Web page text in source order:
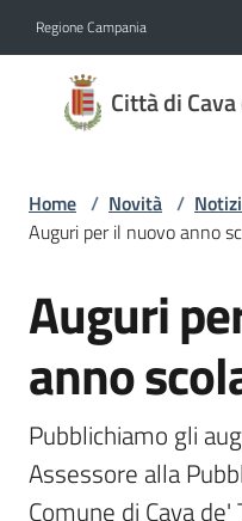
Regione Campania
Città di
Città
di
de'
Tirreni
Amministrazione
Novità
Menu selezionato
Servizi
Home / Novità /
Auguri per il nuovo anno
Salta al contenuto
Auguri
anno
Pubblichiamo gli
Assessore alla
Comune di Cava